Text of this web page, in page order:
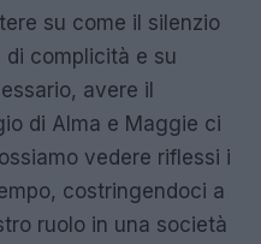
su come il silenzio
complicità e su
avere il
di Alma e Maggie ci
vedere riflessi i
costringendoci a
ruolo in una società